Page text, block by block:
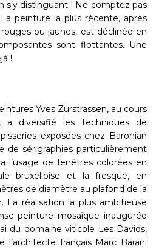
s’y distinguant ! Ne comptez pas
peinture la plus récente, après
ou jaunes, est déclinée en
sont flottantes. Une
!
Yves Zurstrassen, au cours
a diversifié les techniques de
exposées chez Baronian
de sérigraphies particulièrement
l’usage de fenêtres colorées en
bruxelloise et la fresque, en
de diamètre au plafond de la
La réalisation la plus ambitieuse
peinture mosaïque inaugurée
du domaine viticole Les Davids,
français Marc Barani